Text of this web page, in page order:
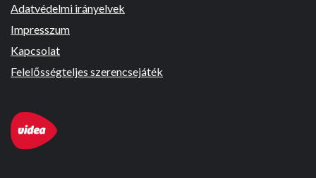
Adatvédelmi irányelvek
Impresszum
Kapcsolat
Felelősségteljes szerencsejáték